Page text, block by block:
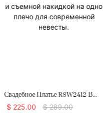
Свадебное Платье RSW2412 В
Минималистичном Стиле Из
$ 225.00 $289.00